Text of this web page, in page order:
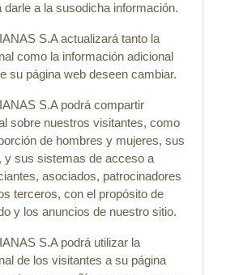
darle a la susodicha información.
S.A actualizará tanto la
como la información adicional
su página web deseen cambiar.
S.A podrá compartir
sobre nuestros visitantes, como
de hombres y mujeres, sus
y sus sistemas de acceso a
asociados, patrocinadores
terceros, con el propósito de
y los anuncios de nuestro sitio.
S.A podrá utilizar la
de los visitantes a su página